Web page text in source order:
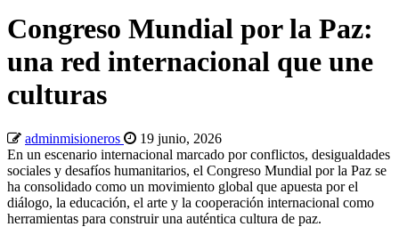
Congreso Mundial por la Paz:
una red internacional que une
culturas
adminmisioneros
19 junio, 2026
En un escenario internacional marcado por conflictos, desigualdades
sociales y desafíos humanitarios, el Congreso Mundial por la Paz se
ha consolidado como un movimiento global que apuesta por el
diálogo, la educación, el arte y la cooperación internacional como
herramientas para construir una auténtica cultura de paz.